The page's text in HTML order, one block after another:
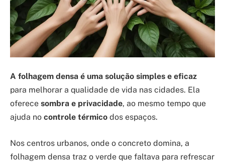
A folhagem densa é uma solução simples e eficaz
para melhorar a qualidade de vida nas cidades. Ela
oferece sombra e privacidade, ao mesmo tempo que
ajuda no controle térmico dos espaços.
Nos centros urbanos, onde o concreto domina, a
folhagem densa traz o verde que faltava para refrescar